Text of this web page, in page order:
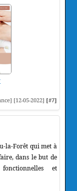
[12-05-2022] [#7]
la-Forêt qui met à
dans le but de
et